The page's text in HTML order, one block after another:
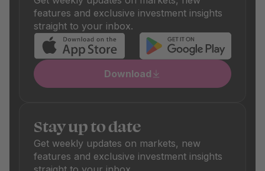
the respective product details.
features and exclusive investment insights
straight to your inbox.
Download
Stay up to date
Get weekly updates on markets, new
features and exclusive investment insights